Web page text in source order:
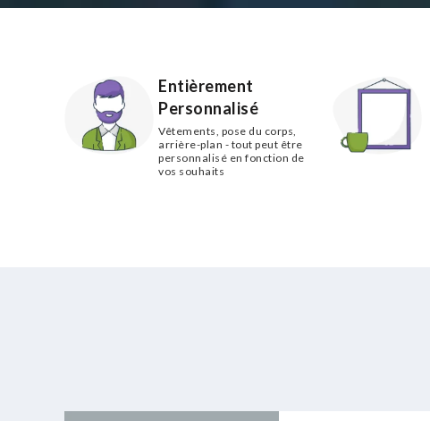
Entièrement
Personnalisé
Vêtements, pose du corps,
arrière-plan - tout peut être
personnalisé en fonction de
vos souhaits